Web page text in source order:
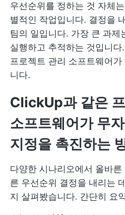
우선순위를 정하는 것 자체
별적인 작업입니다. 결정을
팀의 일입니다. 가장 큰 과제
실행하고 추적하는 것입니
프로젝트 관리 소프트웨어
니다.
ClickUp과 같은
소프트웨어가 무
지정을 촉진하는
다양한 시나리오에서 올바
른 우선순위 결정을 내리는
지 살펴봤습니다. 간단히 요